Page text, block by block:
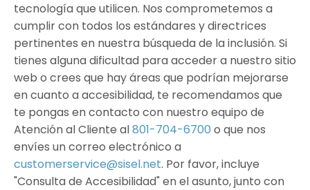
tecnología que utilicen. Nos comprometemos a
cumplir con todos los estándares y directrices
pertinentes en nuestra búsqueda de la inclusión. Si
tienes alguna dificultad para acceder a nuestro sitio
web o crees que hay áreas que podrían mejorarse
en cuanto a accesibilidad, te recomendamos que
te pongas en contacto con nuestro equipo de
Atención al Cliente al801-704-6700 o que nos
envíes un correo electrónico a
customerservice@sisel.net. Por favor, incluye
"Consulta de Accesibilidad" en el asunto, junto con